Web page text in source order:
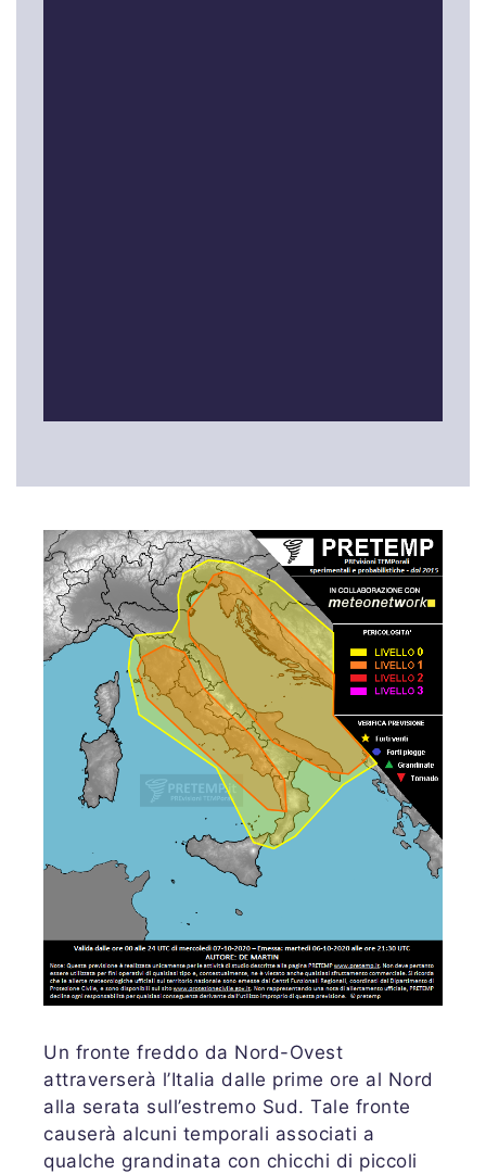
Un fronte freddo da Nord-Ovest
attraverserà l’Italia dalle prime ore al Nord
alla serata sull’estremo Sud. Tale fronte
causerà alcuni temporali associati a
qualche grandinata con chicchi di piccoli